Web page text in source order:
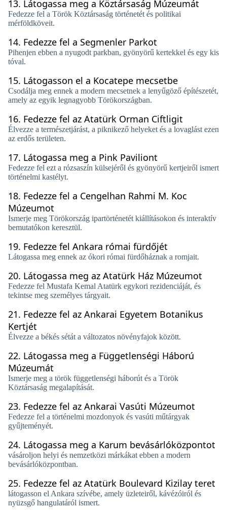
13. Látogassa meg a Köztársaság Múzeumát
Fedezze fel a Török Köztársaság történetét és politikai
mérföldköveit.
14. Fedezze fel a Segmenler Parkot
Pihenjen ebben a nyugodt parkban, gyönyörű kertekkel és egy kis
tóval.
15. Látogasson el a Kocatepe mecsetbe
Csodálja meg ennek a modern mecsetnek a lenyűgöző építészetét,
amely az egyik legnagyobb Törökországban.
16. Fedezze fel az Atatürk Orman Ciftligit
Élvezze a természetjárást, a piknikező helyeket és a lovaglást ezen
az erdős területen.
17. Látogassa meg a Pink Paviliont
Fedezze fel ezt a rózsaszín külsejéről és gyönyörű kertjeiről ismert
történelmi kastélyt.
18. Fedezze fel a Cengelhan Rahmi M. Koc
Múzeumot
Ismerje meg Törökország ipartörténetét kiállításokon és interaktív
bemutatókon keresztül.
19. Fedezze fel Ankara római fürdőjét
Látogassa meg ennek az ókori római fürdőháznak a romjait.
20. Látogassa meg az Atatürk Ház Múzeumot
Fedezze fel Mustafa Kemal Atatürk egykori rezidenciáját, és
tekintse meg személyes tárgyait.
21. Fedezze fel az Ankarai Egyetem Botanikus
Kertjét
Élvezze a békés sétát a változatos növényfajok között.
22. Látogassa meg a Függetlenségi Háború
Múzeumát
Ismerje meg a török ​​függetlenségi háborút és a Török
Köztársaság megalapítását.
23. Fedezze fel az Ankarai Vasúti Múzeumot
Fedezze fel a történelmi mozdonyok és vasúti műtárgyak
gyűjteményét.
24. Látogassa meg a Karum bevásárlóközpontot
vásároljon helyi és nemzetközi márkákat ebben a modern
bevásárlóközpontban.
25. Fedezze fel az Atatürk Boulevard Kizilay teret
látogasson el Ankara szívébe, amely üzleteiről, kávézóiról és
nyüzsgő hangulatáról ismert.